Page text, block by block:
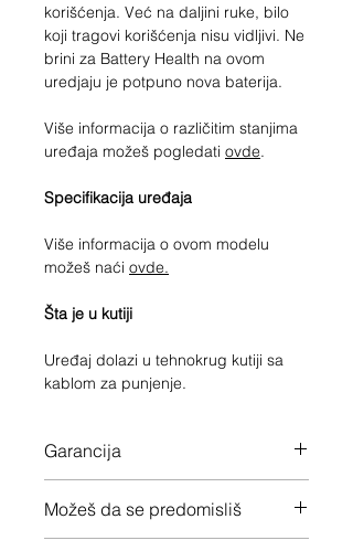
korišćenja. Već na daljini ruke, bilo
koji tragovi korišćenja nisu vidljivi. Ne
brini za Battery Health na ovom
uredjaju je potpuno nova baterija.
Više informacija o različitim stanjima
uređaja možeš pogledati ovde.
Specifikacija uređaja
Više informacija o ovom modelu
možeš naći ovde.
Šta je u kutiji
Uređaj dolazi u tehnokrug kutiji sa
kablom za punjenje.
Garancija
Možeš da se predomisliš